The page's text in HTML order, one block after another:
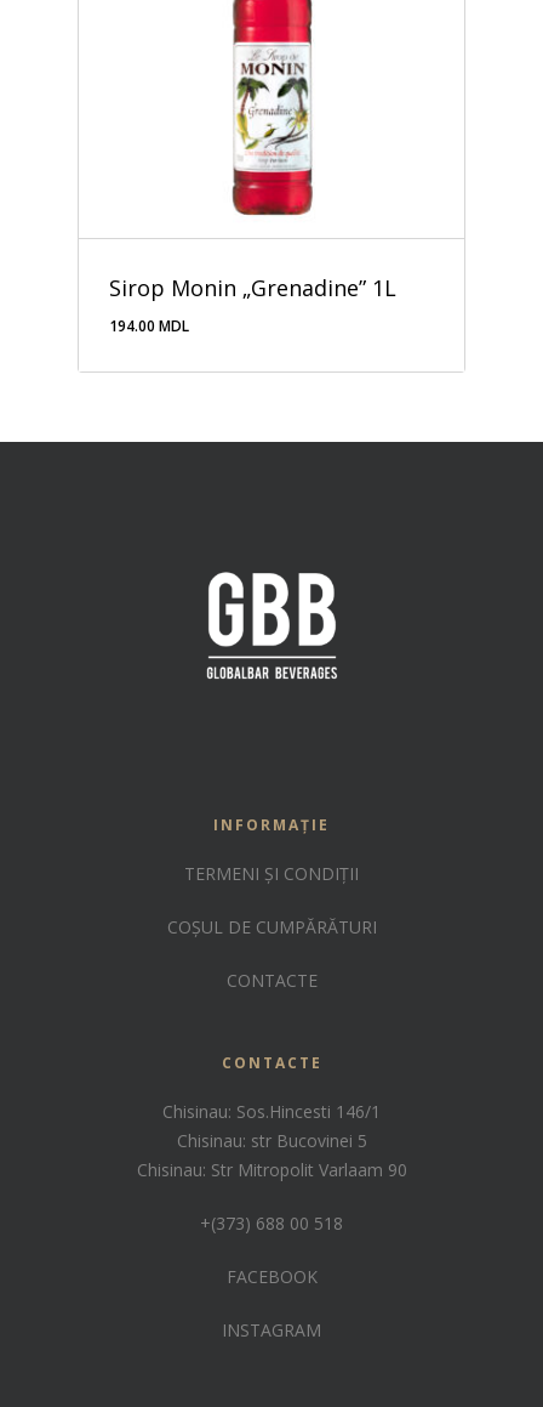
Sirop Monin „Grenadine” 1L
194.00 MDL
INFORMAȚIE
TERMENI ȘI CONDIȚII
COȘUL DE CUMPĂRĂTURI
CONTACTE
CONTACTE
Chisinau: Sos.Hincesti 146/1
Chisinau: str Bucovinei 5
Chisinau: Str Mitropolit Varlaam 90
+(373) 688 00 518
FACEBOOK
INSTAGRAM